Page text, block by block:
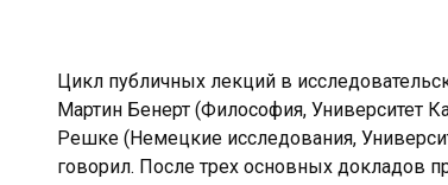
Цикл публичных лекций в
Мартин Бенерт (Философия, Университет
Решке (Немецкие исследования,
говорил. После трех основных докладов